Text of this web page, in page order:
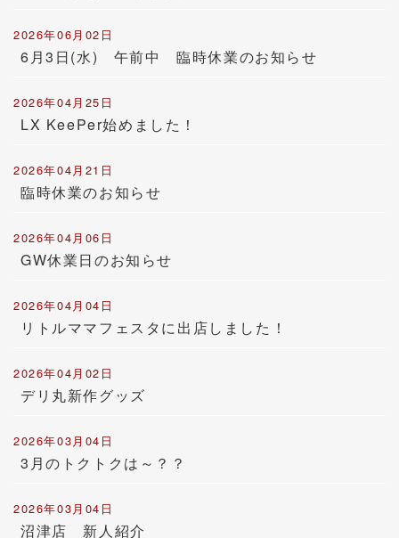
2026年06月02日
6月3日(水) 午前中 臨時休業のお知らせ
2026年04月25日
LX KeePer始めました！
2026年04月21日
臨時休業のお知らせ
2026年04月06日
GW休業日のお知らせ
2026年04月04日
リトルママフェスタに出店しました！
2026年04月02日
デリ丸新作グッズ
2026年03月04日
3月のトクトクは～？？
2026年03月04日
沼津店 新人紹介